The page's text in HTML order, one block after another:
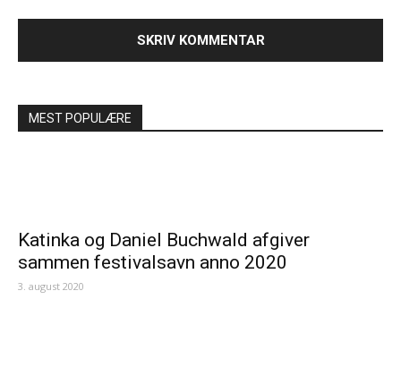
MEST POPULÆRE
Katinka og Daniel Buchwald afgiver
sammen festivalsavn anno 2020
3. august 2020